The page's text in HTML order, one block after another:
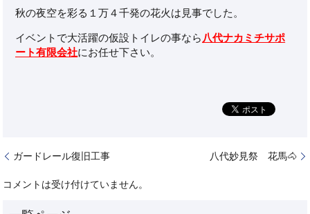
秋の夜空を彩る１万４千発の花火は見事でした。
イベントで大活躍の仮設トイレの事なら八代ナカミチサポ
ート有限会社にお任せ下さい。
ガードレール復旧工事 八代妙見祭 花馬🐴
コメントは受け付けていません。